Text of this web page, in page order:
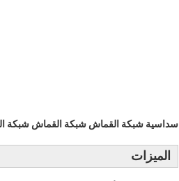
سداسية شبكة القماش شبكة القماش شبكة
الميزات